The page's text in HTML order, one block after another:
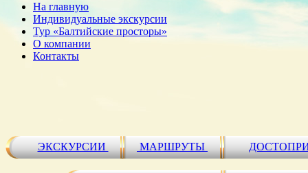
На главную
Индивидуальные экскурсии
Тур «Балтийские просторы»
О компании
Контакты
ЭКСКУРСИИ МАРШРУТЫ